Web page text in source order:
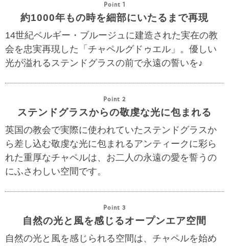
Point 1
約1000年もの時を細部にいたるまで再現
14世紀ベルギー・ブルージュに建造された実在の教
会を忠実再現した「チャペルグドゥエル」。優しい
光が溢れるステンドグラスの前で永遠の誓いを♪
Point 2
ステンドグラスからの敬虔な光に包まれる
英国の教会で実際に使われていたステンドグラスか
ら差し込む敬虔な光に包まれるアンティークに彩ら
れた重厚なチャペルは、お二人の永遠の愛を誓うの
にふさわしい空間です。
Point 3
自然の光と風を感じるオープンエア空間
自然の光と風を感じられる空間は、チャペルを始め